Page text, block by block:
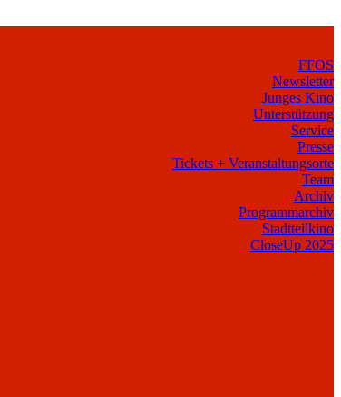
FFOS
Newsletter
Junges Kino
Unterstützung
Service
Presse
Tickets + Veranstaltungsorte
Team
Archiv
Programmarchiv
Stadtteilkino
CloseUp 2025